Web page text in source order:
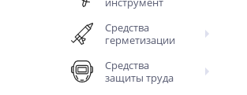
Средства
герметизации
Средства
защиты труда